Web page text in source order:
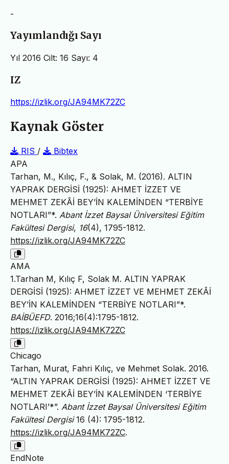
-
Yayımlandığı Sayı
Yıl 2016 Cilt: 16 Sayı: 4
IZ
https://izlik.org/JA94MK72ZC
Kaynak Göster
RIS /
Bibtex
APA
Tarhan, M., Kılıç, F., & Solak, M. (2016). ALTIN
YAPRAK DERGİSİ (1925): AHMET İZZET VE
MEHMET ZEKÂİ BEY’İN KALEMİNDEN “TERBİYE
NOTLARI”*. Abant İzzet Baysal Üniversitesi Eğitim
Fakültesi Dergisi, 16(4), 1795-1812.
https://izlik.org/JA94MK72ZC
AMA
1.Tarhan M, Kılıç F, Solak M. ALTIN YAPRAK
DERGİSİ (1925): AHMET İZZET VE MEHMET ZEKÂİ
BEY’İN KALEMİNDEN “TERBİYE NOTLARI”*.
BAİBÜEFD. 2016;16(4):1795-1812.
https://izlik.org/JA94MK72ZC
Chicago
Tarhan, Murat, Fahri Kılıç, ve Mehmet Solak. 2016.
“ALTIN YAPRAK DERGİSİ (1925): AHMET İZZET VE
MEHMET ZEKÂİ BEY’İN KALEMİNDEN ‘TERBİYE
NOTLARI’*”. Abant İzzet Baysal Üniversitesi Eğitim
Fakültesi Dergisi16 (4): 1795-1812.
https://izlik.org/JA94MK72ZC.
EndNote